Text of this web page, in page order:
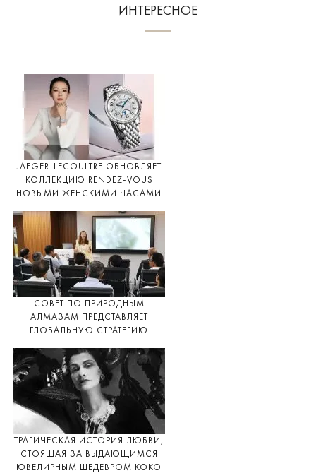
ИНТЕРЕСНОЕ
JAEGER-LECOULTRE ОБНОВЛЯЕТ
КОЛЛЕКЦИЮ RENDEZ-VOUS
НОВЫМИ ЖЕНСКИМИ ЧАСАМИ
СОВЕТ ПО ПРИРОДНЫМ
АЛМАЗАМ ПРЕДСТАВЛЯЕТ
ГЛОБАЛЬНУЮ СТРАТЕГИЮ
ТРАГИЧЕСКАЯ ИСТОРИЯ ЛЮБВИ,
СТОЯЩАЯ ЗА ВЫДАЮЩИМСЯ
ЮВЕЛИРНЫМ ШЕДЕВРОМ КОКО